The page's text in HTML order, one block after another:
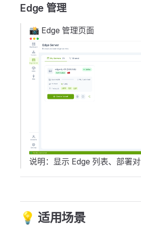
Edge 管理
📸 Edge 管理页面
说明：显示 Edge 列表、部署
💡 适用场景